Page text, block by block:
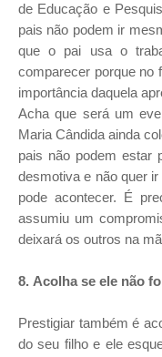
de Educação e
pais não podem ir
que o pai usa o
comparecer porque no
importância daquela
Acha que será um
Maria Cândida ainda
pais não podem estar
desmotiva e não quer
pode acontecer. É
assumiu um
deixará os outros na
8. Acolha se ele não
Prestigiar também é
do seu filho e ele